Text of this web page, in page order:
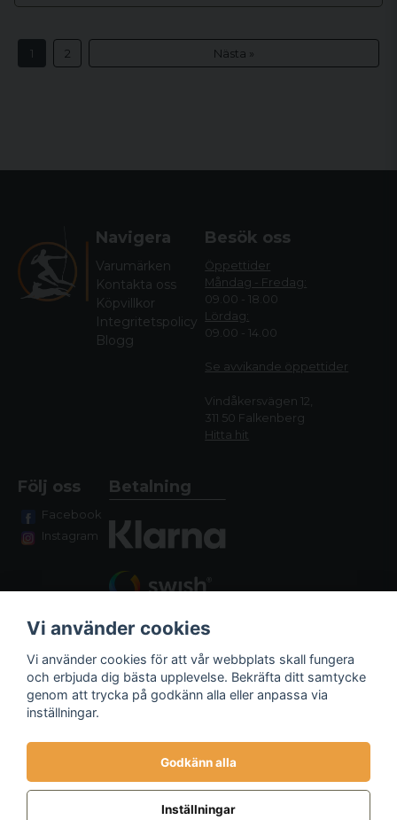
1 2 Nästa »
Navigera
Varumärken
Kontakta oss
Köpvillkor
Integritetspolicy
Blogg
Besök oss
Öppettider
Måndag - Fredag:
09.00 - 18.00
Lördag:
09.00 - 14.00
Se avvikande öppettider
Vindåkersvägen 12,
311 50 Falkenberg
Hitta hit
Följ oss
Facebook
Instagram
Betalning
Fraktalternativ
Vi använder cookies
Vi använder cookies för att vår webbplats skall fungera
och erbjuda dig bästa upplevelse. Bekräfta ditt samtycke
genom att trycka på godkänn alla eller anpassa via
inställningar.
Godkänn alla
Inställningar